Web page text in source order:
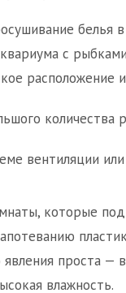
белья
с
расположение
количества
вентиляции
которые
явления проста —
влажность.